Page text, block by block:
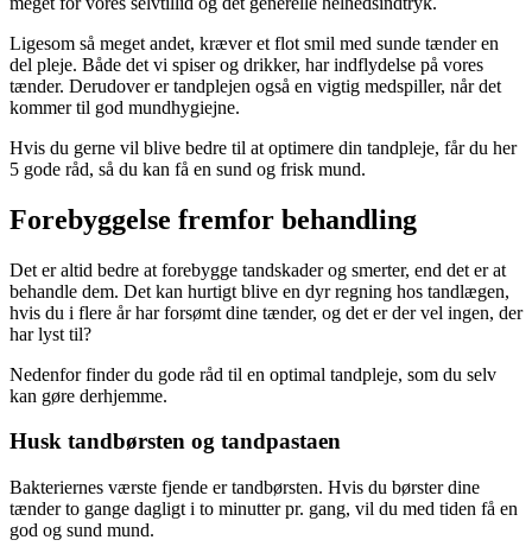
Ligesom så meget andet, kræver et flot smil med sunde tænder en
del pleje. Både det vi spiser og drikker, har indflydelse på vores
tænder. Derudover er tandplejen også en vigtig medspiller, når det
kommer til god mundhygiejne.
Hvis du gerne vil blive bedre til at optimere din tandpleje, får du her
5 gode råd, så du kan få en sund og frisk mund.
Forebyggelse fremfor behandling
Det er altid bedre at forebygge tandskader og smerter, end det er at
behandle dem. Det kan hurtigt blive en dyr regning hos tandlægen,
hvis du i flere år har forsømt dine tænder, og det er der vel ingen, der
har lyst til?
Nedenfor finder du gode råd til en optimal tandpleje, som du selv
kan gøre derhjemme.
Husk tandbørsten og tandpastaen
Bakteriernes værste fjende er tandbørsten. Hvis du børster dine
tænder to gange dagligt i to minutter pr. gang, vil du med tiden få en
god og sund mund.